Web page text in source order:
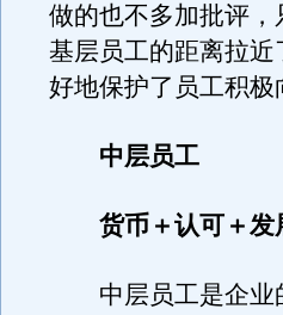
做的也不多加批评
基层员工的距离拉
好地保护了员工积极
中层员工
货币＋认可＋发
中层员工是企业